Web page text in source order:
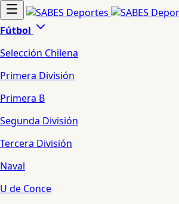
Fútbol
Selección Chilena
Primera División
Primera B
Segunda División
Tercera División
Naval
U de Conce